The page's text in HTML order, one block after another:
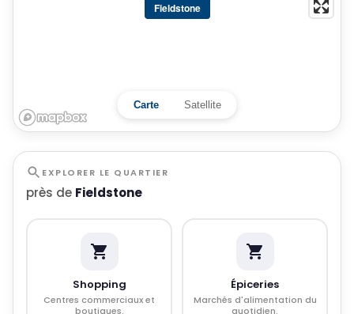
Fieldstone
Carte Satellite
EXPLORER LE QUARTIER
près de Fieldstone
Shopping
Centres commerciaux et
boutiques.
Épiceries
Marchés d'alimentation du
quotidien.